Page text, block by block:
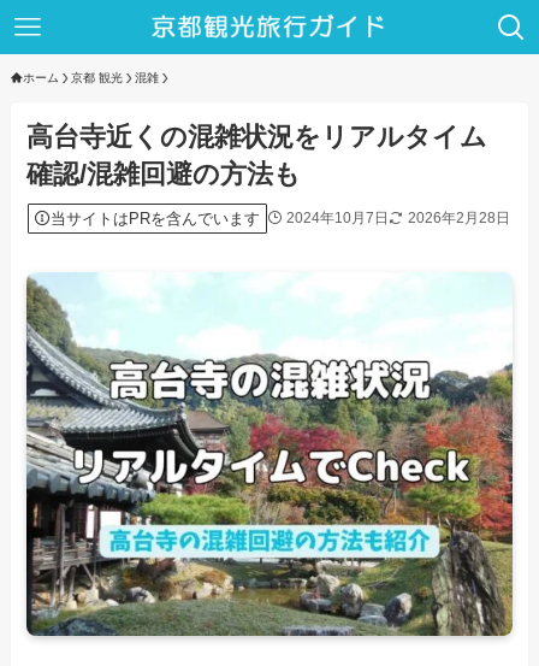
ホーム 京都 観光 混雑
高台寺近くの混雑状況をリアルタイム
確認/混雑回避の方法も
当サイトはPRを含んでいます 2024年10月7日 2026年2月28日